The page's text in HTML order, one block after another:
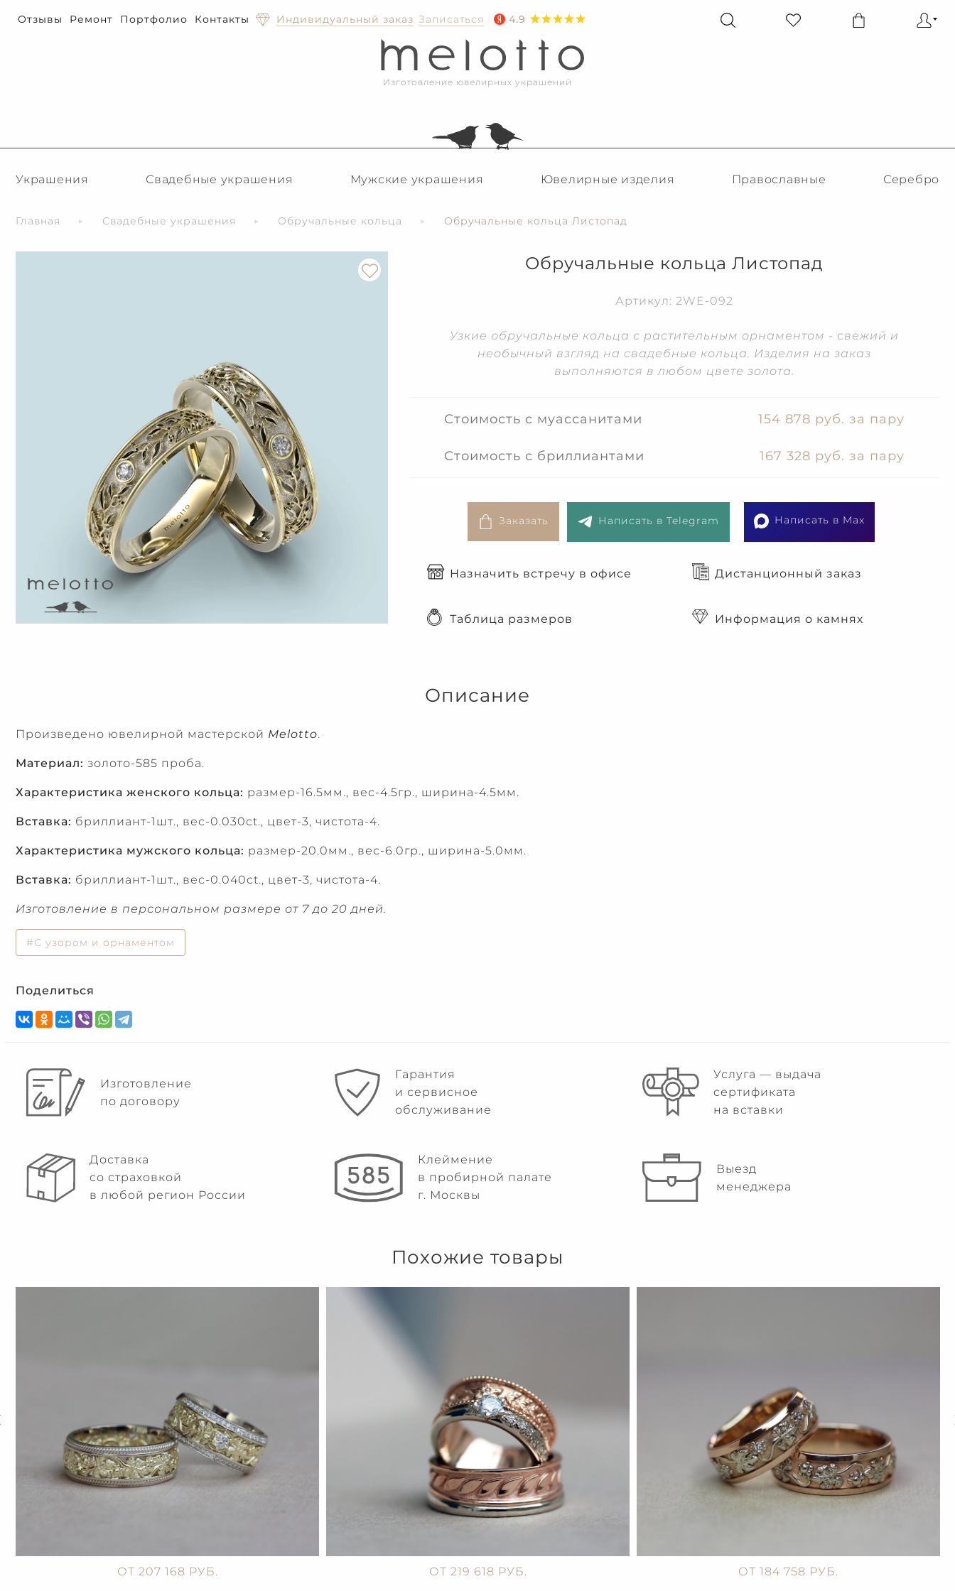
Отзывы Ремонт Портфолио Контакты Индивидуальный заказ Записаться 4.9
Изготовление ювелирных украшений
Украшения Свадебные украшения Мужские украшения Ювелирные изделия Православные Серебро
Главная Свадебные украшения Обручальные кольца Обручальные кольца Листопад
Обручальные кольца Листопад
Артикул: 2WE-092
Узкие обручальные кольца с растительным орнаментом - свежий и
необычный взгляд на свадебные кольца. Изделия на заказ
выполняются в любом цвете золота.
Стоимость с муассанитами 154 878 руб. за пару
Стоимость с бриллиантами 167 328 руб. за пару
Заказать Написать в Telegram Написать в Max
Назначить встречу в офисе Дистанционный заказ
Таблица размеров Информация о камнях
Описание
Произведено ювелирной мастерской Melotto.
Материал: золото-585 проба.
Характеристика женского кольца: размер-16.5мм., вес-4.5гр., ширина-4.5мм.
Вставка: бриллиант-1шт., вес-0.030ct., цвет-3, чистота-4.
Характеристика мужского кольца: размер-20.0мм., вес-6.0гр., ширина-5.0мм.
Вставка: бриллиант-1шт., вес-0.040ct., цвет-3, чистота-4.
Изготовление в персональном размере от 7 до 20 дней.
#С узором и орнаментом
Поделиться
Изготовление
по договору
Гарантия
и сервисное
обслуживание
Услуга — выдача
сертификата
на вставки
Доставка
со страховкой
в любой регион России
Клеймение
в пробирной палате
г. Москвы
Выезд
менеджера
Похожие товары
ОТ 207 168 РУБ. ОТ 219 618 РУБ. ОТ 184 758 РУБ.